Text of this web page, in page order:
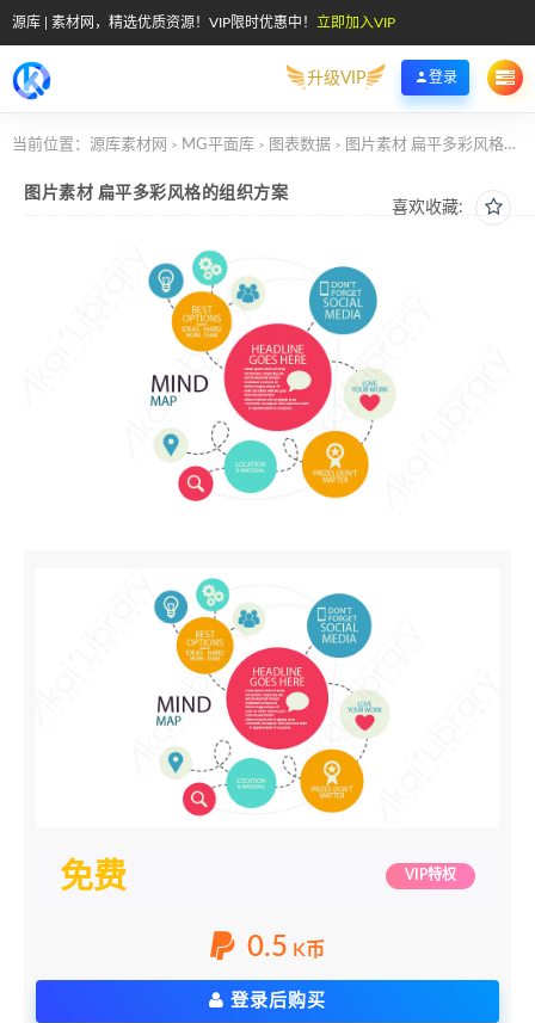
源库 | 素材网，精选优质资源！VIP限时优惠中！ 立即加入VIP
升级VIP 登录
当前位置： 源库素材网 > MG平面库 > 图表数据 > 图片素材 扁平多彩风格的组织方案
喜欢收藏:
图片素材 扁平多彩风格的组织方案
免费 VIP特权
0.5 K币
登录后购买